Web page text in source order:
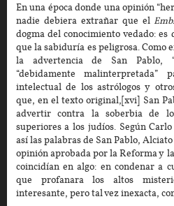
En una época donde una opinión
nadie debiera extrañar que el
dogma del conocimiento vedado:
que la sabiduría es peligrosa. Como
la advertencia de San Pablo,
“debidamente malinterpretada”
intelectual de los astrólogos y
que, en el texto original,[xvi] San
advertir contra la soberbia de
superiores a los judíos. Según
así las palabras de San Pablo,
opinión aprobada por la Reforma y
coincidían en algo: en condenar a
que profanara los altos
interesante, pero tal vez inexacta,